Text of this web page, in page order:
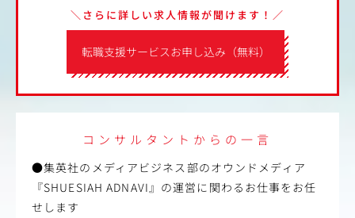
転職支援サービスお申し込み（無料）
＼さらに詳しい求人情報が聞けます！／
コンサルタントからの一言
●集英社のメディアビジネス部のオウンドメディア
『SHUESIAH ADNAVI』の運営に関わるお仕事をお任
せします